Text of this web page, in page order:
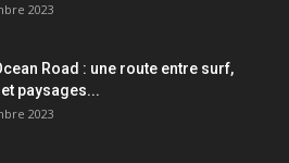
2023
Road : une route entre surf,
paysages...
2023